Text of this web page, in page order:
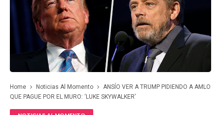
Home Noticias Al Momento
ANSÍO VER A TRUMP PIDIENDO A AMLO
QUE PAGUE POR EL MURO: ‘LUKE SKYWALKER’